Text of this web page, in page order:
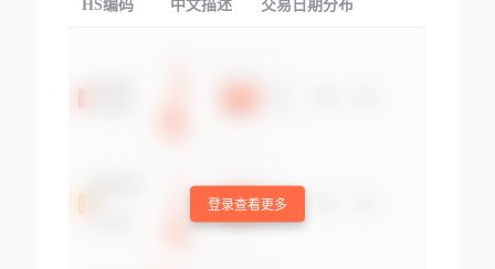
HS编码 中文描述 交易日期分布
登录查看更多